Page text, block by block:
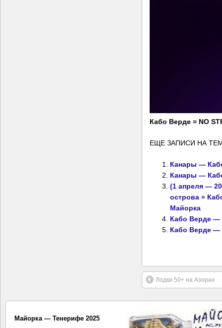
Кабо Верде = NO
ЕЩЕ ЗАПИСИ НА
Канары —
Канары —
(1 апреля — 20
острова »
Майорка
Кабо Верде —
Кабо Верде —
Лодки 50+ на Азорах
Майорка — Тенерифе 2025